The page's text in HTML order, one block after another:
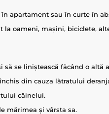
apartament sau în curte în
oameni, mașini, biciclete,
se liniștească făcând o altă
din cauza lătratului
câinelui.
mărimea și vârsta sa.